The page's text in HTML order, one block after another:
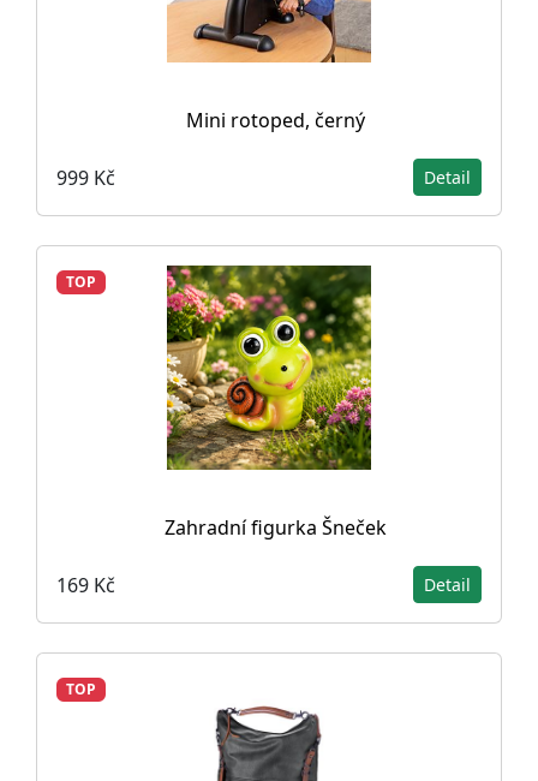
Mini rotoped, černý
999 Kč Detail
TOP
Zahradní figurka Šneček
169 Kč Detail
TOP